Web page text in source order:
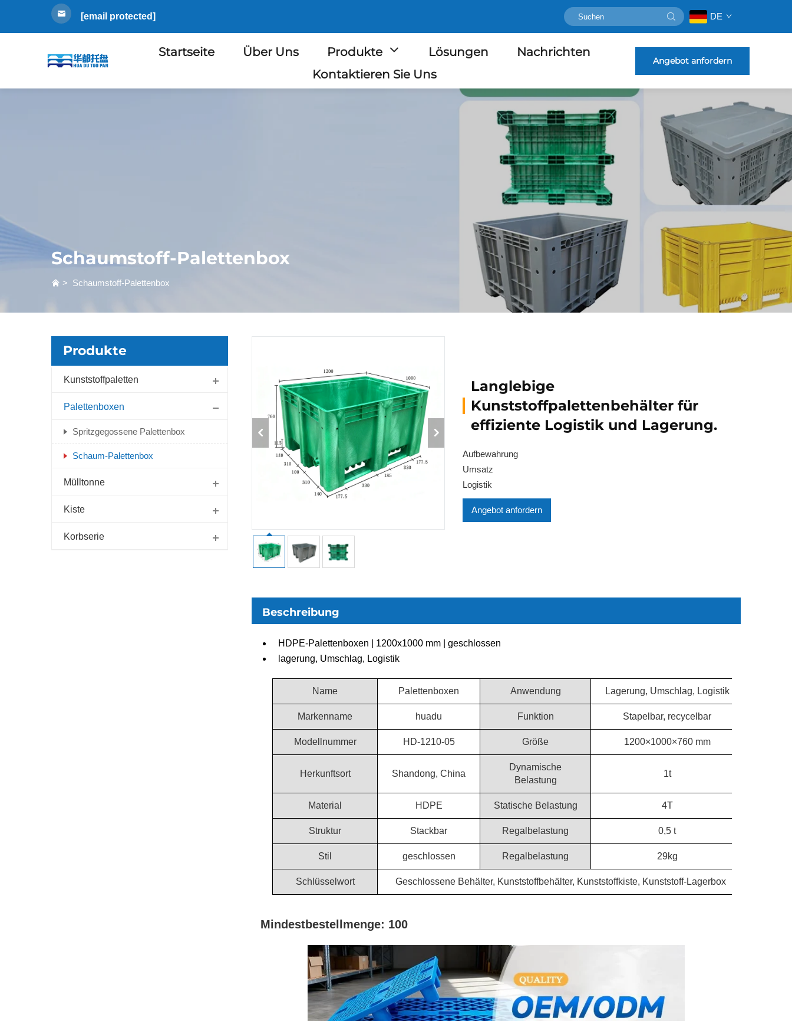
[email protected] DE
Startseite Über Uns Produkte Lösungen
Nachrichten
Kontaktieren Sie Uns
Angebot anfordern
Schaumstoff-Palettenbox
> Schaumstoff-Palettenbox
Produkte
Kunststoffpaletten
Palettenboxen
Spritzgegossene Palettenbox
Schaum-Palettenbox
Mülltonne
Kiste
Korbserie
Langlebige
Kunststoffpalettenbehälter für
effiziente Logistik und Lagerung.
Aufbewahrung
Umsatz
Logistik
Angebot anfordern
Beschreibung
HDPE-Palettenboxen | 1200x1000 mm | geschlossen
lagerung, Umschlag, Logistik
Name Palettenboxen Anwendung Lagerung, Umschlag, Logistik
Markenname huadu Funktion Stapelbar, recycelbar
Modellnummer HD-1210-05 Größe 1200×1000×760 mm
Herkunftsort Shandong, China
Dynamische
Belastung
1t
Material HDPE Statische Belastung 4T
Struktur Stackbar Regalbelastung 0,5 t
Stil geschlossen Regalbelastung 29kg
Schlüsselwort Geschlossene Behälter, Kunststoffbehälter, Kunststoffkiste, Kunststoff-Lagerbox
Mindestbestellmenge: 100